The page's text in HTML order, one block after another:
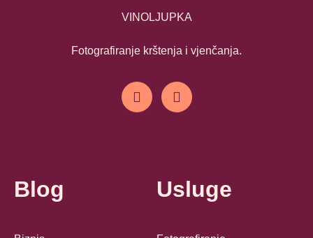
VINOLJUPKA
Fotografiranje krštenja i vjenčanja.
Blog Usluge